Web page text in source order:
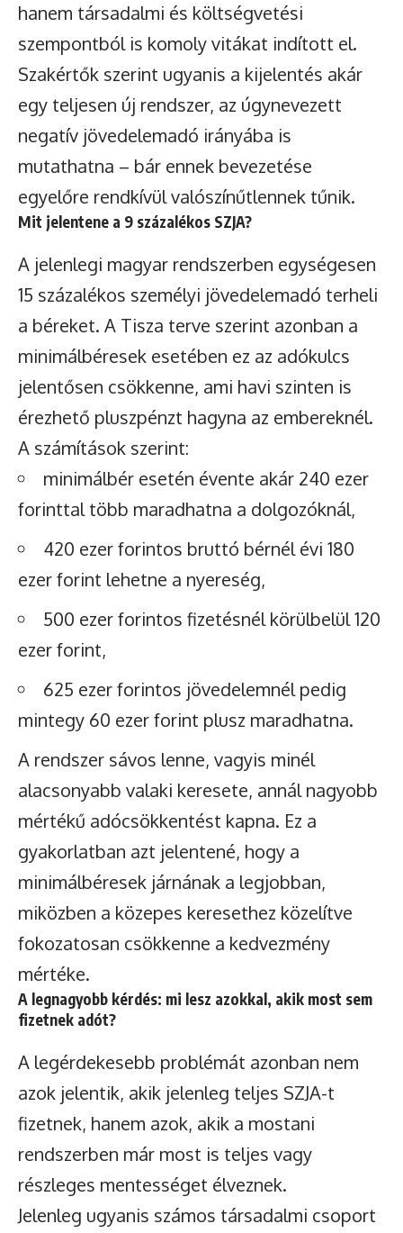
hanem társadalmi és költségvetési
szempontból is komoly vitákat indított el.
Szakértők szerint ugyanis a kijelentés akár
egy teljesen új rendszer, az úgynevezett
negatív jövedelemadó irányába is
mutathatna – bár ennek bevezetése
egyelőre rendkívül valószínűtlennek tűnik.
Mit jelentene a 9 százalékos SZJA?
A jelenlegi magyar rendszerben egységesen
15 százalékos személyi jövedelemadó terheli
a béreket. A Tisza terve szerint azonban a
minimálbéresek esetében ez az adókulcs
jelentősen csökkenne, ami havi szinten is
érezhető pluszpénzt hagyna az embereknél.
A számítások szerint:
minimálbér esetén évente akár 240 ezer
forinttal több maradhatna a dolgozóknál,
420 ezer forintos bruttó bérnél évi 180
ezer forint lehetne a nyereség,
500 ezer forintos fizetésnél körülbelül 120
ezer forint,
625 ezer forintos jövedelemnél pedig
mintegy 60 ezer forint plusz maradhatna.
A rendszer sávos lenne, vagyis minél
alacsonyabb valaki keresete, annál nagyobb
mértékű adócsökkentést kapna. Ez a
gyakorlatban azt jelentené, hogy a
minimálbéresek járnának a legjobban,
miközben a közepes keresethez közelítve
fokozatosan csökkenne a kedvezmény
mértéke.
A legnagyobb kérdés: mi lesz azokkal, akik most sem
fizetnek adót?
A legérdekesebb problémát azonban nem
azok jelentik, akik jelenleg teljes SZJA-t
fizetnek, hanem azok, akik a mostani
rendszerben már most is teljes vagy
részleges mentességet élveznek.
Jelenleg ugyanis számos társadalmi csoport